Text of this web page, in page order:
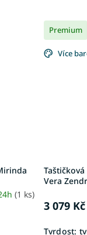
(1 ks)
Premium
Více
Vera
3 079 Kč
Tvrdost: